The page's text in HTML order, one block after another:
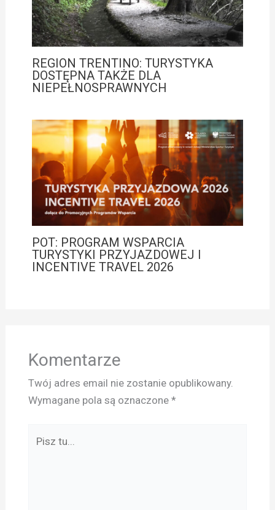
REGION TRENTINO: TURYSTYKA
DOSTĘPNA TAKŻE DLA
NIEPEŁNOSPRAWNYCH
POT: PROGRAM WSPARCIA
TURYSTYKI PRZYJAZDOWEJ I
INCENTIVE TRAVEL 2026
Komentarze
Twój adres email nie zostanie opublikowany.
Wymagane pola są oznaczone *